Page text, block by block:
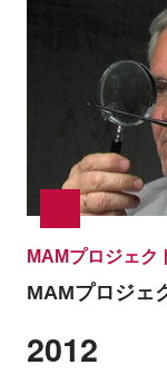
MAMプロジェク
MAMプロジェ
2012